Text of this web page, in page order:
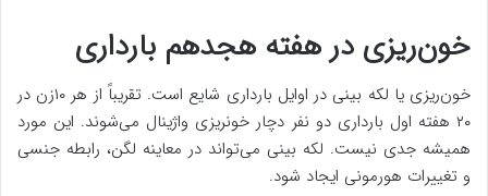
خون‌ریزی در هفته هجدهم بارداری
خون‌ریزی یا لکه بینی در اوایل بارداری شایع است. تقریباً از هر ۱۰زن در
۲۰ هفته اول بارداری دو نفر دچار خونریزی واژینال می‌شوند. این مورد
همیشه جدی نیست. لکه بینی می‌تواند در معاینه لگن، رابطه جنسی
و تغییرات هورمونی ایجاد شود.